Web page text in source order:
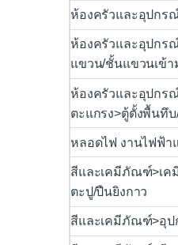
ห้องครัวและอุปกร
ห้องครัวและอุปกร
แขวน/ชั้นแขวนเข้า
ห้องครัวและอุปกร
ตะแกรง>ตู้ตั้งพื้นทึ
หลอดไฟ งานไฟฟ้
สีและเคมีภัณฑ์>เค
ตะปู/ปืนยิงกาว
สีและเคมีภัณฑ์>อุ